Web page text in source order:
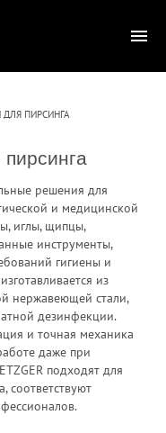
ПИРСИНГА
решения для
и медицинской
иглы, щипцы,
инструменты,
гигиены и
из
нержавеющей стали,
дезинфекции.
и точная механика
даже при
подходят для
соответствуют